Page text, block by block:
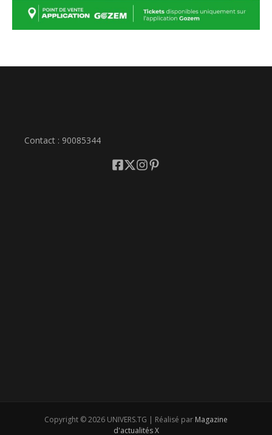
Contact : 90085344
Copyright © 2026 UNIVERS.TG | Réalisé par Magazine
d'actualités X